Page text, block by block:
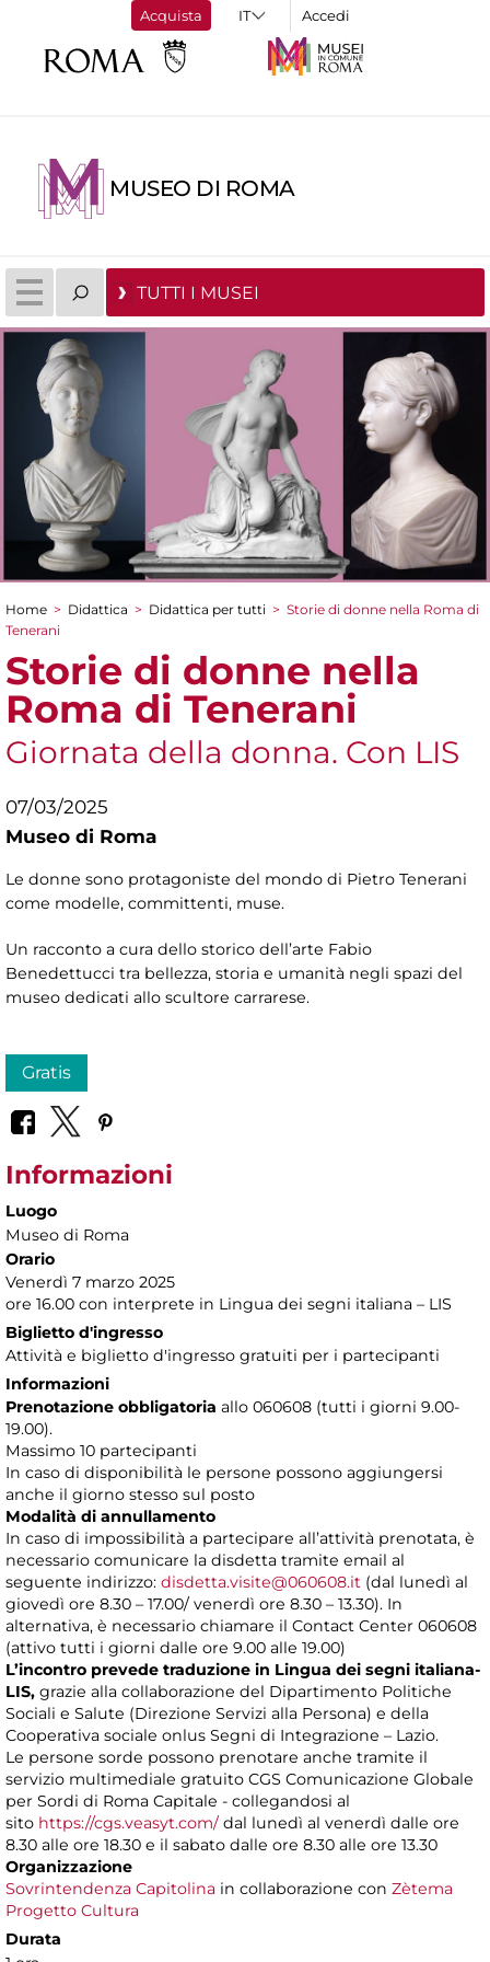
Acquista Accedi
MUSEO DI ROMA
TUTTI I MUSEI
Tu sei qui
Home > Didattica > Didattica per tutti > Storie di donne nella Roma di
Tenerani
Storie di donne nella
Roma di Tenerani
Giornata della donna. Con LIS
07/03/2025
Museo di Roma
Le donne sono protagoniste del mondo di Pietro Tenerani
come modelle, committenti, muse.
Un racconto a cura dello storico dell’arte Fabio
Benedettucci tra bellezza, storia e umanità negli spazi del
museo dedicati allo scultore carrarese.
Gratis
Informazioni
Luogo
Museo di Roma
Orario
Venerdì 7 marzo 2025
ore 16.00 con interprete in Lingua dei segni italiana – LIS
Biglietto d'ingresso
Attività e biglietto d'ingresso gratuiti per i partecipanti
Informazioni
Prenotazione obbligatoria allo 060608 (tutti i giorni 9.00-
19.00).
Massimo 10 partecipanti
In caso di disponibilità le persone possono aggiungersi
anche il giorno stesso sul posto
Modalità di annullamento
In caso di impossibilità a partecipare all’attività prenotata, è
necessario comunicare la disdetta tramite email al
seguente indirizzo: disdetta.visite@060608.it (dal lunedì al
giovedì ore 8.30 – 17.00/ venerdì ore 8.30 – 13.30). In
alternativa, è necessario chiamare il Contact Center 060608
(attivo tutti i giorni dalle ore 9.00 alle 19.00)
L’incontro prevede traduzione in Lingua dei segni italiana-
LIS, grazie alla collaborazione del Dipartimento Politiche
Sociali e Salute (Direzione Servizi alla Persona) e della
Cooperativa sociale onlus Segni di Integrazione – Lazio.
Le persone sorde possono prenotare anche tramite il
servizio multimediale gratuito CGS Comunicazione Globale
per Sordi di Roma Capitale - collegandosi al
sito https://cgs.veasyt.com/dal lunedì al venerdì dalle ore
8.30 alle ore 18.30 e il sabato dalle ore 8.30 alle ore 13.30
Organizzazione
Sovrintendenza Capitolina in collaborazione con Zètema
Progetto Cultura
Durata